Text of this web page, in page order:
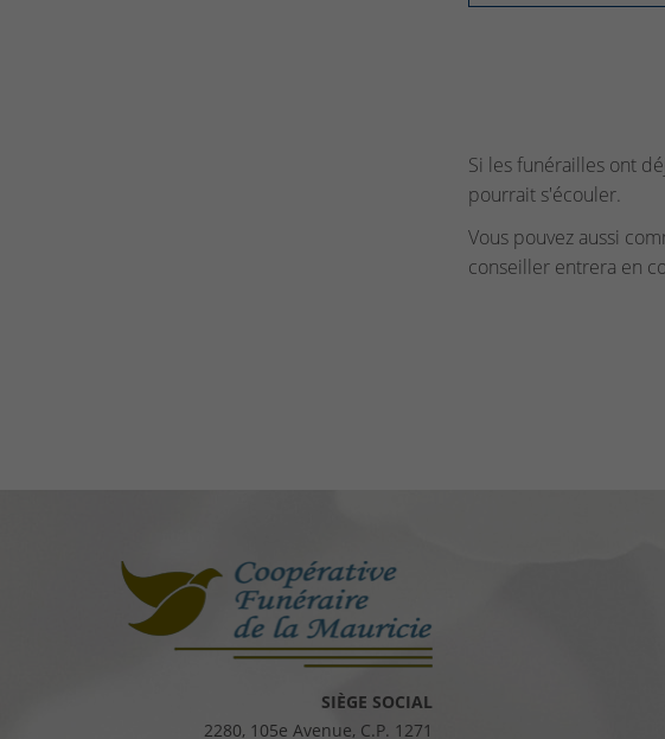
Si les funérailles ont
pourrait s'écouler.
Vous pouvez aussi
conseiller entrera en
SIÈGE SOCIAL
2280, 105e Avenue, C.P. 1271